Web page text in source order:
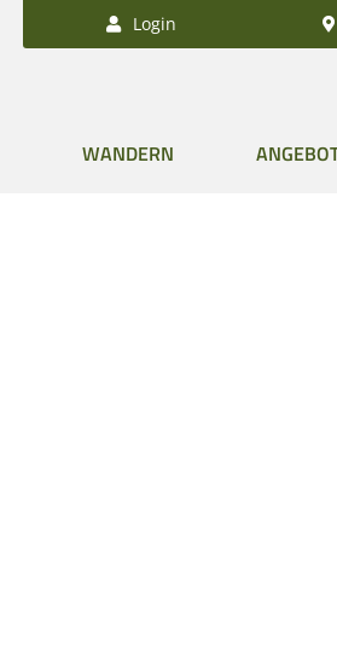
Login
WANDERN